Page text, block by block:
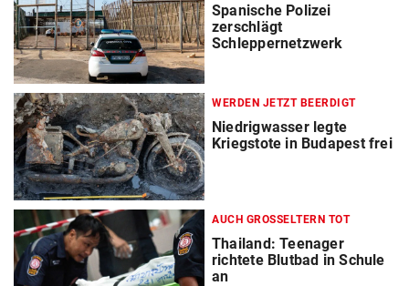
Spanische Polizei
zerschlägt
Schleppernetzwerk
WERDEN JETZT BEERDIGT
Niedrigwasser legte
Kriegstote in Budapest frei
AUCH GROSSELTERN TOT
Thailand: Teenager
richtete Blutbad in Schule
an